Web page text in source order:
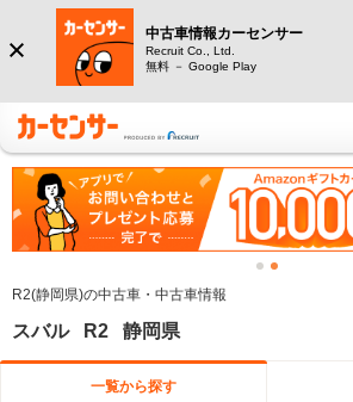
中古車情報カーセンサー
Recruit Co., Ltd.
無料 － Google Play
R2(静岡県)の中古車・中古車情報
スバル R2 静岡県
一覧から探す